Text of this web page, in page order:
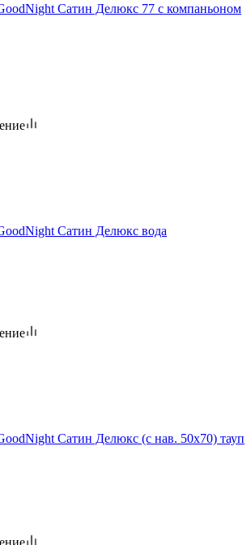
Сатин Делюкс 77 с компаньоном
Сатин Делюкс вода
Сатин Делюкс (с нав. 50х70) тауп